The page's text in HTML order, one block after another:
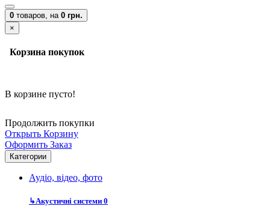
0 товаров, на 0 грн.
×
Корзина покупок
В корзине пусто!
Продолжить покупки
Открыть Корзину
Оформить Заказ
Категории
Аудіо, відео, фото
↳Акустичні системи 0